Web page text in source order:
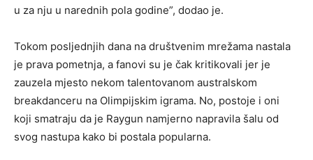
u za nju u narednih pola godine”, dodao je.
Tokom posljednjih dana na društvenim mrežama nastala
je prava pometnja, a fanovi su je čak kritikovali jer je
zauzela mjesto nekom talentovanom australskom
breakdanceru na Olimpijskim igrama. No, postoje i oni
koji smatraju da je Raygun namjerno napravila šalu od
svog nastupa kako bi postala popularna.